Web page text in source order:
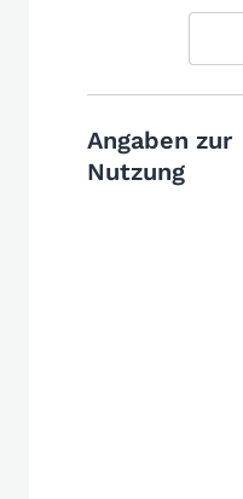
Angaben zur
Nutzung